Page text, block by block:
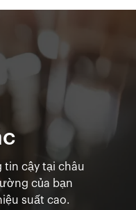
tin cậy tại châu
của bạn
suất cao.